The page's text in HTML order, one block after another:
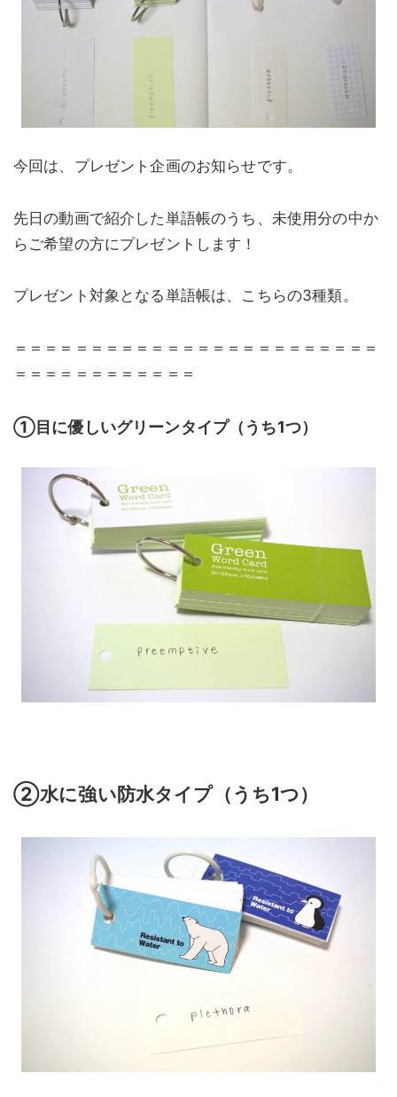
今回は、プレゼント企画のお知らせです。
先日の動画で紹介した単語帳のうち、未使用分の中か
らご希望の方にプレゼントします！
プレゼント対象となる単語帳は、こちらの3種類。
＝＝＝＝＝＝＝＝＝＝＝＝＝＝＝＝＝＝＝＝＝＝＝＝
＝＝＝＝＝＝＝＝＝＝＝＝
①目に優しいグリーンタイプ（うち1つ）
②水に強い防水タイプ（うち1つ）